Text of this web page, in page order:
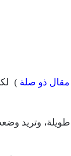
مقال ذو صلة
طويلة، وتريد